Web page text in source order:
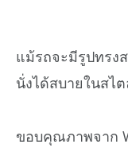
แม้รถจะมีรูปทรง
นั่งได้สบายในสไ
ขอบคุณภาพจาก